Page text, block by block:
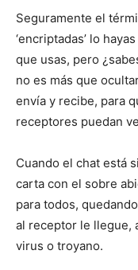
Seguramente el
‘encriptadas’ lo
que usas, pero
no es más que
envía y recibe, para
receptores puedan
Cuando el chat está
carta con el sobre
para todos,
al receptor le llegue,
virus o troyano.